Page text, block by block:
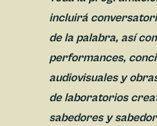
incluirá
de la palabra, así
performances,
audiovisuales y
de laboratorios
sabedores y